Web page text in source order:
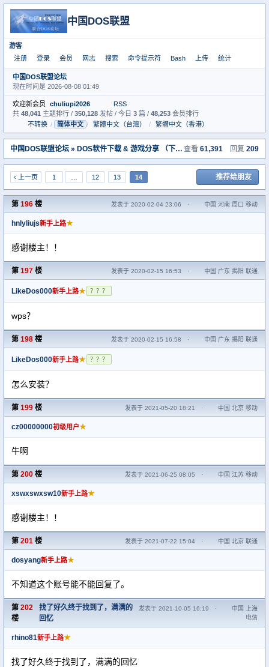
中国DOS联盟
游客
注册
登录 会员 网志 搜索 命令提示符 Bash 上传 统计
中国DOS联盟论坛
现在时间是 2026-08-08 01:49
欢迎新会员 chuliupi2026
RSS
共 48,041 主题排行 / 350,128 发帖 / 今日 3 篇 / 48,253 会员排行
不转换 / 简体中文 / 繁體中文（台灣） / 繁體中文（香港）
中国DOS联盟论坛 » DOS软件下载 & 游戏分享 （下载室） » [下载]DOS经典:最
查看 61,391 回复 209
‹ 上一页 1 12 13 14 推荐给朋友
第 196 楼 发表于 2020-02-04 23:06 · 中国 河南 周口 移动
hnlyliujs新手上路★
感谢楼主！！
第 197 楼 发表于 2020-02-15 16:53 · 中国 广东 揭阳 联通
LikeDos000新手上路★ ？？？
wps？
第 198 楼 发表于 2020-02-15 16:58 · 中国 广东 揭阳 联通
LikeDos000新手上路★ ？？？
怎么安装？
第 199 楼 发表于 2021-05-20 18:21 · 中国 北京 移动
cz00000000初级用户★
牛啊
第 200 楼 发表于 2021-06-25 08:05 · 中国 江苏 移动
xswxswxsw10新手上路★
感谢楼主！！
第 201 楼 发表于 2021-07-22 15:04 · 中国 北京 联通
dosyang新手上路★
不知道这个账号能不能回复了。
第 202
楼
找了好久终于找到了，满满的
回忆
发表于 2021-10-05 16:19 ·
中国 上海
电信
rhino81新手上路★
找了好久终于找到了，满满的回忆